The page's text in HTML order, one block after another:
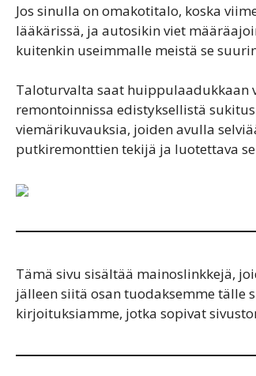
Jos sinulla on omakotitalo, koska
lääkärissä, ja autosikin viet
kuitenkin useimmalle meistä se
Taloturvalta saat huippulaadukkaan
remontoinnissa edistyksellistä
viemärikuvauksia, joiden avulla
putkiremonttien tekijä ja luotettava
Tämä sivu sisältää mainoslinkkejä,
jälleen siitä osan tuodaksemme tälle
kirjoituksiamme, jotka sopivat